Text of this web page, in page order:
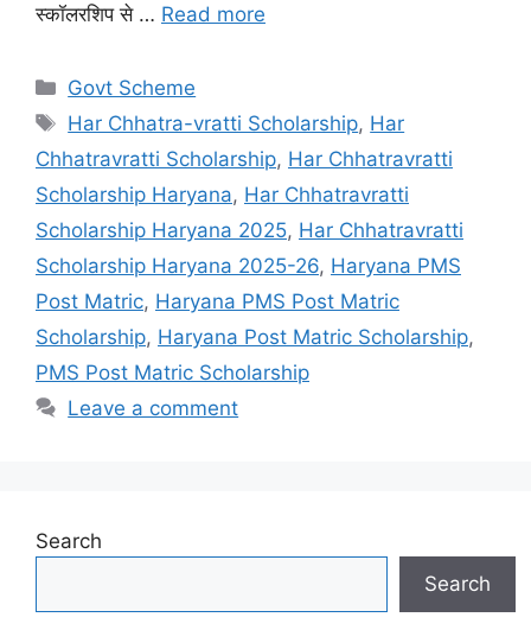
स्कॉलरशिप से … Read more
Categories
Govt Scheme
Tags
Har Chhatra-vratti Scholarship, Har
Chhatravratti Scholarship, Har Chhatravratti
Scholarship Haryana, Har Chhatravratti
Scholarship Haryana 2025, Har Chhatravratti
Scholarship Haryana 2025-26, Haryana PMS
Post Matric, Haryana PMS Post Matric
Scholarship, Haryana Post Matric Scholarship,
PMS Post Matric Scholarship
Leave a comment
Search
Search